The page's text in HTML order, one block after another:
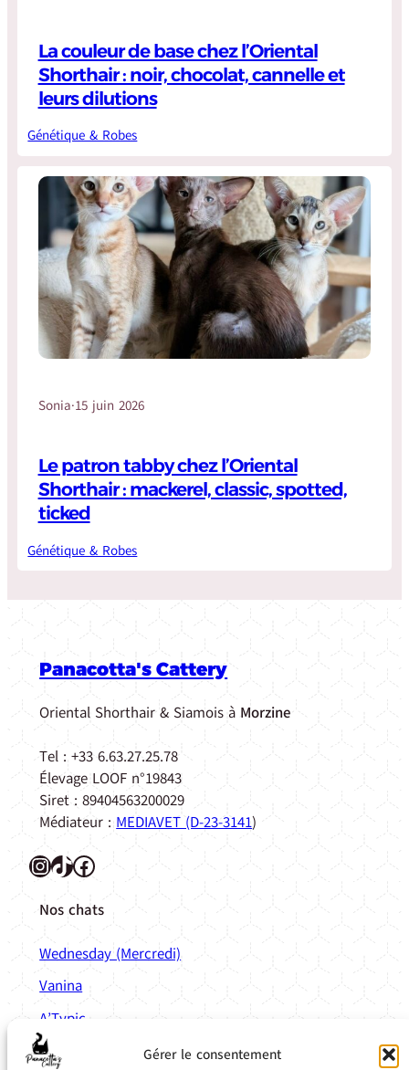
Gérer le consentement
La couleur de base chez l’Oriental
Shorthair : noir, chocolat, cannelle et
leurs dilutions
Génétique & Robes
Sonia·15 juin 2026
Le patron tabby chez l’Oriental
Shorthair : mackerel, classic, spotted,
ticked
Génétique & Robes
Panacotta's Cattery
Oriental Shorthair & Siamois à Morzine
Tel : +33 6.63.27.25.78
Élevage LOOF n°19843
Siret : 89404563200029
Médiateur : MEDIAVET (D-23-3141)
InstagramTikTok Facebook
Nos chats
Wednesday (Mercredi)
Vanina
A’Typic
Anatole